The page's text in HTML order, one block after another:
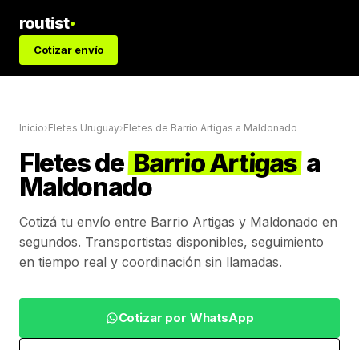
routist
Cotizar envío
Inicio›Fletes Uruguay›Fletes de Barrio Artigas a Maldonado
Fletes de Barrio Artigas a
Maldonado
Cotizá tu envío entre Barrio Artigas y Maldonado en
segundos. Transportistas disponibles, seguimiento
en tiempo real y coordinación sin llamadas.
Cotizar por WhatsApp